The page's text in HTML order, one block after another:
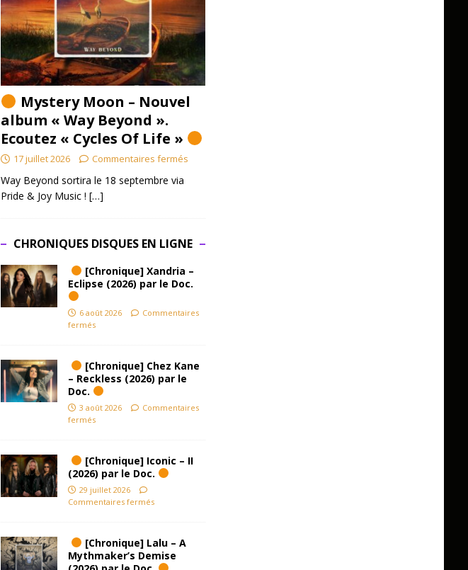
Mystery Moon – Nouvel
album « Way Beyond ».
Ecoutez « Cycles Of Life »
17 juillet 2026 Commentaires fermés
Way Beyond sortira le 18 septembre via
Pride & Joy Music ! […]
CHRONIQUES DISQUES EN LIGNE
[Chronique] Xandria –
Eclipse (2026) par le Doc.
6 août 2026
Commentaires
fermés
[Chronique] Chez Kane
– Reckless (2026) par le
Doc.
3 août 2026
Commentaires
fermés
[Chronique] Iconic – II
(2026) par le Doc.
29 juillet 2026
Commentaires fermés
[Chronique] Lalu – A
Mythmaker’s Demise